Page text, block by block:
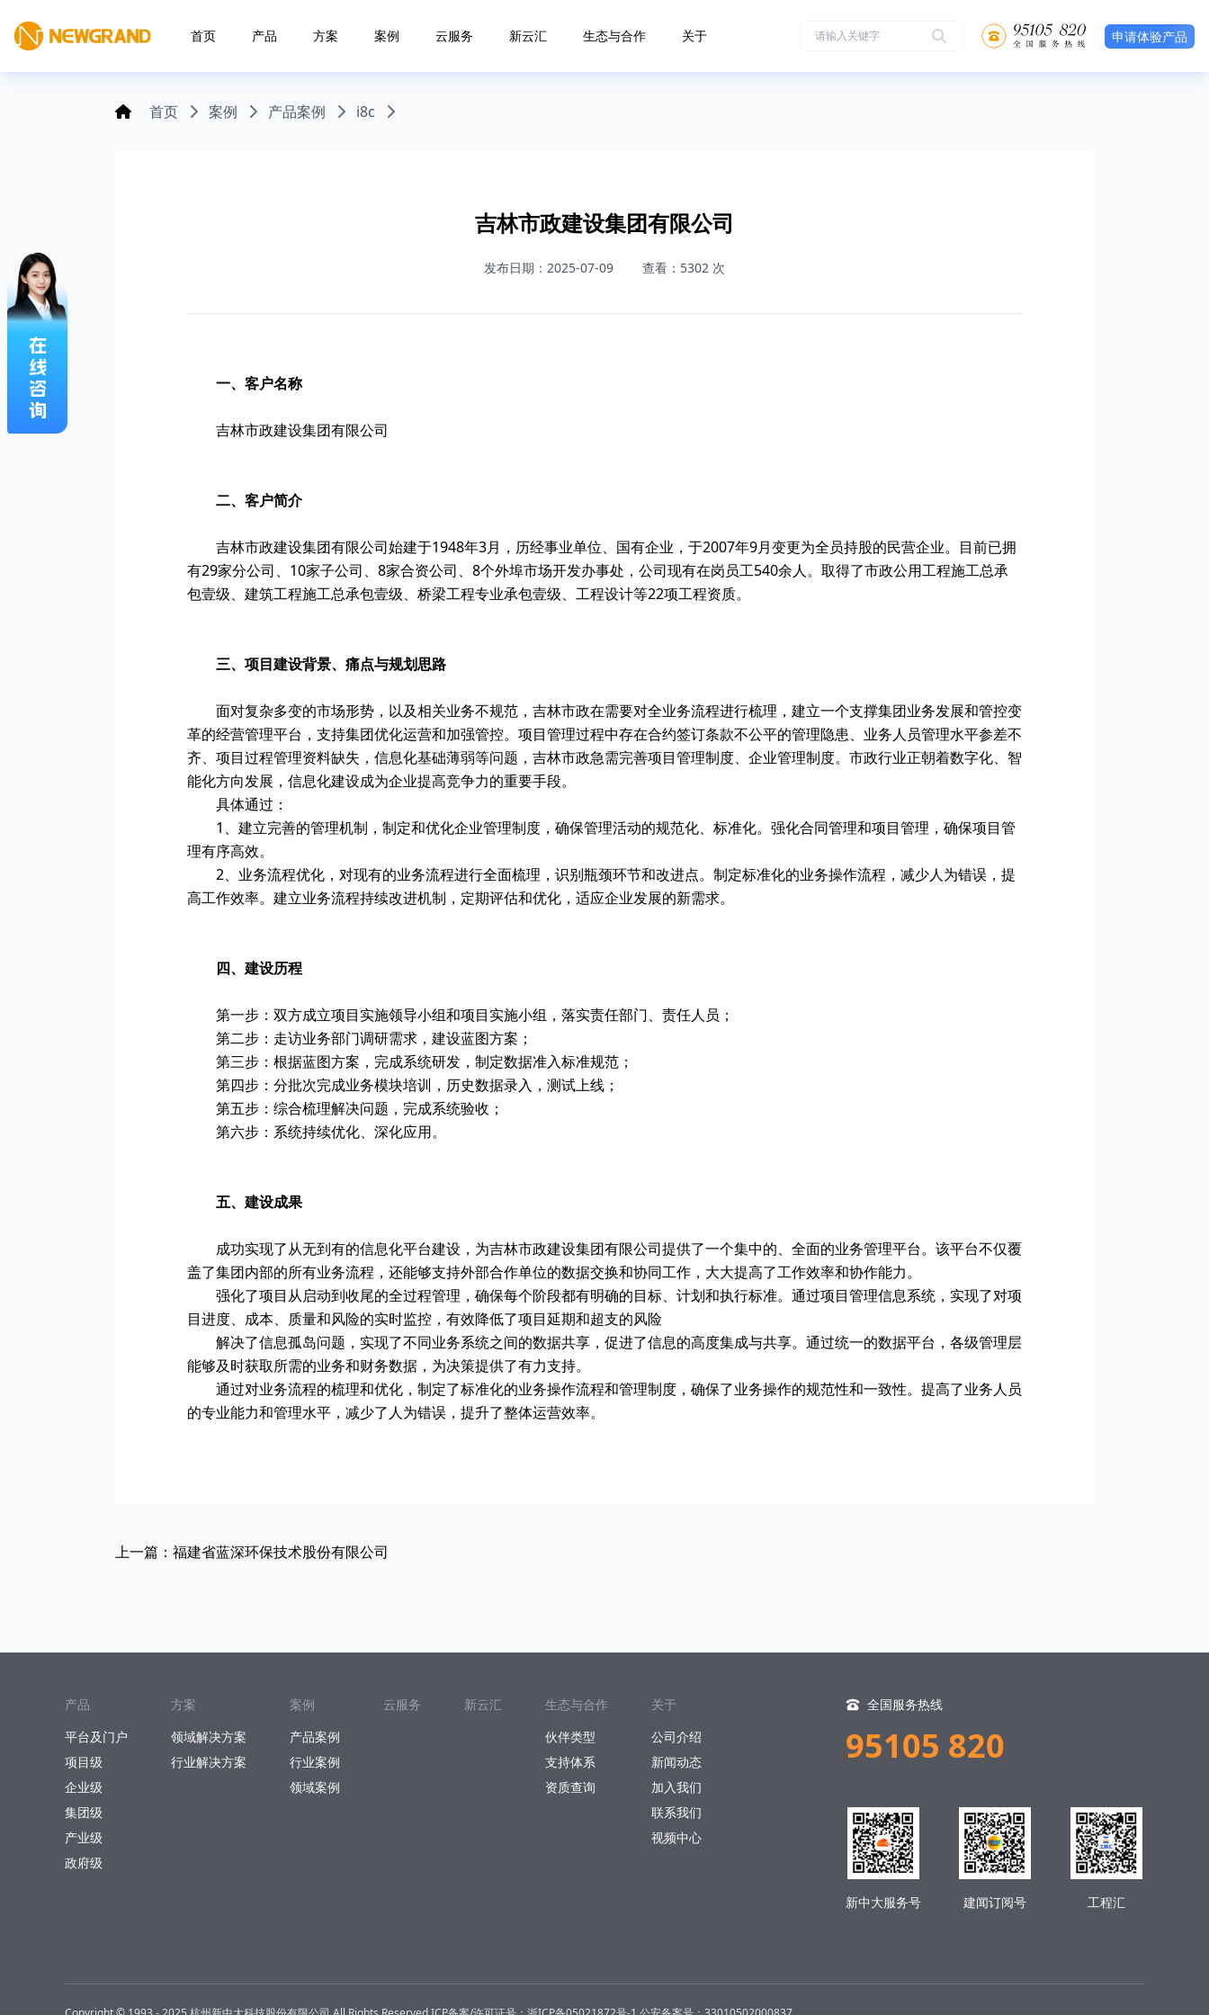
首页 产品 方案 案例 云服务 新云汇 生态与合作 关于 申请体验产品
首页 案例 产品案例 i8c
吉林市政建设集团有限公司
发布日期：2025-07-09 查看：5302 次
一、客户名称
吉林市政建设集团有限公司
二、客户简介
吉林市政建设集团有限公司始建于1948年3月，历经事业单位、国有企业，于2007年9月变更为全员持股的民营企业。目前已拥
有29家分公司、10家子公司、8家合资公司、8个外埠市场开发办事处，公司现有在岗员工540余人。取得了市政公用工程施工总承
包壹级、建筑工程施工总承包壹级、桥梁工程专业承包壹级、工程设计等22项工程资质。
三、项目建设背景、痛点与规划思路
面对复杂多变的市场形势，以及相关业务不规范，吉林市政在需要对全业务流程进行梳理，建立一个支撑集团业务发展和管控变
革的经营管理平台，支持集团优化运营和加强管控。项目管理过程中存在合约签订条款不公平的管理隐患、业务人员管理水平参差不
齐、项目过程管理资料缺失，信息化基础薄弱等问题，吉林市政急需完善项目管理制度、企业管理制度。市政行业正朝着数字化、智
能化方向发展，信息化建设成为企业提高竞争力的重要手段。
具体通过：
1、建立完善的管理机制，制定和优化企业管理制度，确保管理活动的规范化、标准化。强化合同管理和项目管理，确保项目管
理有序高效。
2、业务流程优化，对现有的业务流程进行全面梳理，识别瓶颈环节和改进点。制定标准化的业务操作流程，减少人为错误，提
高工作效率。建立业务流程持续改进机制，定期评估和优化，适应企业发展的新需求。
四、建设历程
第一步：双方成立项目实施领导小组和项目实施小组，落实责任部门、责任人员；
第二步：走访业务部门调研需求，建设蓝图方案；
第三步：根据蓝图方案，完成系统研发，制定数据准入标准规范；
第四步：分批次完成业务模块培训，历史数据录入，测试上线；
第五步：综合梳理解决问题，完成系统验收；
第六步：系统持续优化、深化应用。
五、建设成果
成功实现了从无到有的信息化平台建设，为吉林市政建设集团有限公司提供了一个集中的、全面的业务管理平台。该平台不仅覆
盖了集团内部的所有业务流程，还能够支持外部合作单位的数据交换和协同工作，大大提高了工作效率和协作能力。
强化了项目从启动到收尾的全过程管理，确保每个阶段都有明确的目标、计划和执行标准。通过项目管理信息系统，实现了对项
目进度、成本、质量和风险的实时监控，有效降低了项目延期和超支的风险
解决了信息孤岛问题，实现了不同业务系统之间的数据共享，促进了信息的高度集成与共享。通过统一的数据平台，各级管理层
能够及时获取所需的业务和财务数据，为决策提供了有力支持。
通过对业务流程的梳理和优化，制定了标准化的业务操作流程和管理制度，确保了业务操作的规范性和一致性。提高了业务人员
的专业能力和管理水平，减少了人为错误，提升了整体运营效率。
上一篇：福建省蓝深环保技术股份有限公司
产品
平台及门户
项目级
企业级
集团级
产业级
政府级
方案
领域解决方案
行业解决方案
案例
产品案例
行业案例
领域案例
云服务 新云汇
生态与合作
伙伴类型
支持体系
资质查询
关于
公司介绍
新闻动态
加入我们
联系我们
视频中心
全国服务热线
95105 820
新中大服务号 建闻订阅号 工程汇